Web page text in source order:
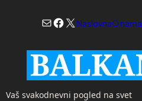
Mail
Facebook
X NaslovnaO nama
Vaš svakodnevni pogled na svet